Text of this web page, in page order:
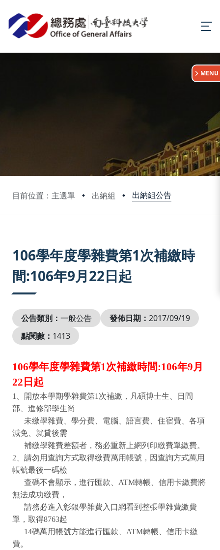
目前位置：主選單 出納組 出納組公告
:::
MENU
106學年度學雜費第1次補繳時
間:106年9月22日起
公告類別： 一般公告 發佈日期： 2017/09/19
點閱數： 1413
106學年度學雜費第1次補繳時間:106年9月
22 日起
1 、開放本學期學雜費第1 次補繳，凡碩博士生、日間
部、進修部學生尚
未繳學雜費、學分費、電腦、語言費、住宿費、各項
減免、就貸後需
補繳學雜費差額者，務必重新上網列印繳費單繳費。
2 、請勿用查詢方式取得繳費萬用帳號，因查詢方式萬用
帳號最後一碼檢
查碼不會顯示，進行匯款、 ATM轉帳、信用卡繳費將
無法成功繳費，
請務必進入彰銀學雜費入口網看到整張學雜費繳費
單，取得8763起
14碼萬用帳號方能進行匯款、 ATM轉帳、信用卡繳
費。